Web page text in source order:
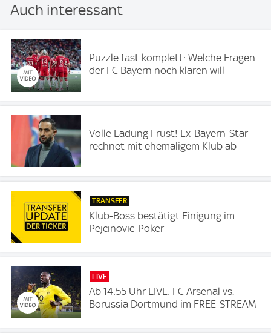
Auch interessant
Puzzle fast komplett: Welche Fragen
der FC Bayern noch klären will
Volle Ladung Frust! Ex-Bayern-Star
rechnet mit ehemaligem Klub ab
TRANSFER
Klub-Boss bestätigt Einigung im
Pejcinovic-Poker
LIVE
Ab 14:55 Uhr LIVE: FC Arsenal vs.
Borussia Dortmund im FREE-STREAM